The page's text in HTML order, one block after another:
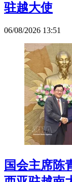
驻越大使
06/08/2026 13:51
国会主席陈